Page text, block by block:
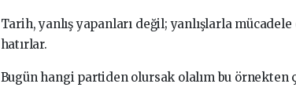
Tarih, yanlış yapanları değil; yanlışlarla
hatırlar.
Bugün hangi partiden olursak olalım bu örnekten